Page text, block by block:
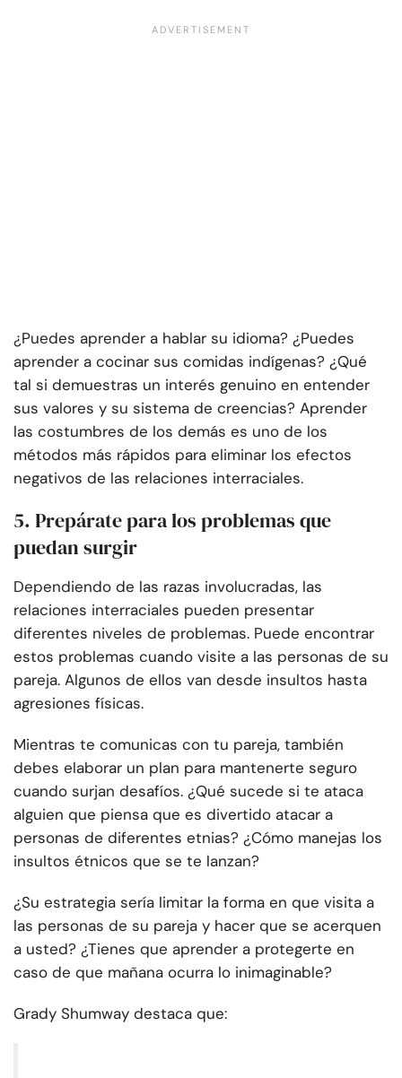
¿Puedes aprender a hablar su idioma? ¿Puedes
aprender a cocinar sus comidas indígenas? ¿Qué
tal si demuestras un interés genuino en entender
sus valores y su sistema de creencias? Aprender
las costumbres de los demás es uno de los
métodos más rápidos para eliminar los efectos
negativos de las relaciones interraciales.
5. Prepárate para los problemas que
puedan surgir
Dependiendo de las razas involucradas, las
relaciones interraciales pueden presentar
diferentes niveles de problemas. Puede encontrar
estos problemas cuando visite a las personas de su
pareja. Algunos de ellos van desde insultos hasta
agresiones físicas.
Mientras te comunicas con tu pareja, también
debes elaborar un plan para mantenerte seguro
cuando surjan desafíos. ¿Qué sucede si te ataca
alguien que piensa que es divertido atacar a
personas de diferentes etnias? ¿Cómo manejas los
insultos étnicos que se te lanzan?
¿Su estrategia sería limitar la forma en que visita a
las personas de su pareja y hacer que se acerquen
a usted? ¿Tienes que aprender a protegerte en
caso de que mañana ocurra lo inimaginable?
Grady Shumway destaca que: